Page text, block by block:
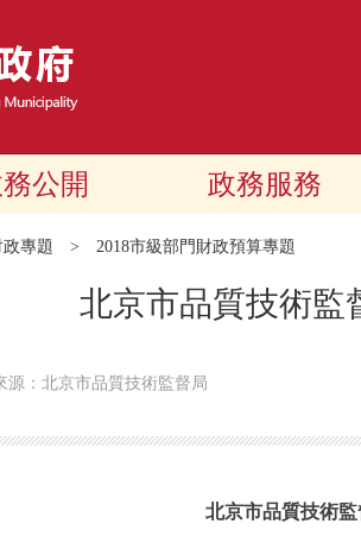
公開 政務服務
政專題 > 2018市級部門財政預算專題
北京市品質技術監
源：北京市品質技術監督局
北京市品質技術